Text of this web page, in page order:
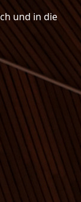
und in die